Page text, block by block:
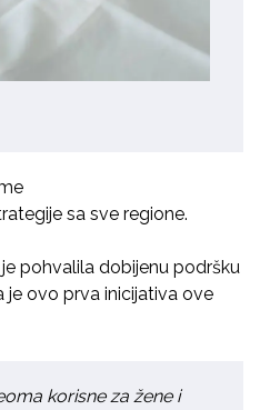
sa sve regione.
pohvalila dobijenu podršku
je ovo prva inicijativa ove
korisne za žene i